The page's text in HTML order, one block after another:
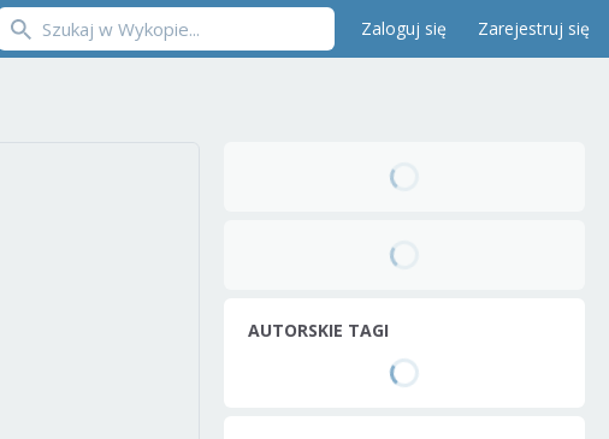
Zaloguj się Zarejestruj się
AUTORSKIE TAGI